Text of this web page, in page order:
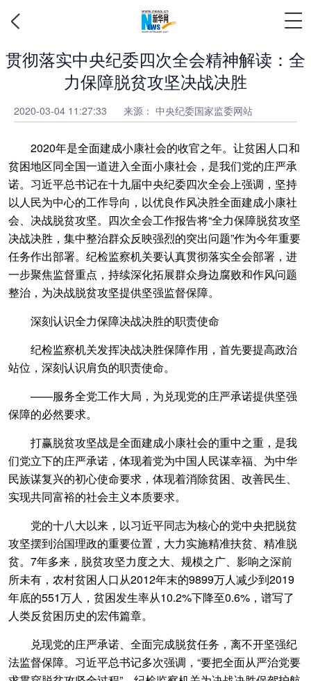
贯彻落实中央纪委四次全会精神解读：全
力保障脱贫攻坚决战决胜
2020-03-04 11:27:33 来源： 中央纪委国家监委网站
2020年是全面建成小康社会的收官之年。让贫困人口和
贫困地区同全国一道进入全面小康社会，是我们党的庄严承
诺。习近平总书记在十九届中央纪委四次全会上强调，坚持
以人民为中心的工作导向，以优良作风决胜全面建成小康社
会、决战脱贫攻坚。四次全会工作报告将“全力保障脱贫攻坚
决战决胜，集中整治群众反映强烈的突出问题”作为今年重要
任务作出部署。纪检监察机关要认真贯彻落实全会部署，进
一步聚焦监督重点，持续深化拓展群众身边腐败和作风问题
整治，为决战脱贫攻坚提供坚强监督保障。
深刻认识全力保障决战决胜的职责使命
纪检监察机关发挥决战决胜保障作用，首先要提高政治
站位，深刻认识肩负的职责使命。
——服务全党工作大局，为兑现党的庄严承诺提供坚强
保障的必然要求。
打赢脱贫攻坚战是全面建成小康社会的重中之重，是我
们党立下的庄严承诺，体现着党为中国人民谋幸福、为中华
民族谋复兴的初心使命要求，体现着消除贫困、改善民生、
实现共同富裕的社会主义本质要求。
党的十八大以来，以习近平同志为核心的党中央把脱贫
攻坚摆到治国理政的重要位置，大力实施精准扶贫、精准脱
贫。7年多来，脱贫攻坚力度之大、规模之广、影响之深前
所未有，农村贫困人口从2012年末的9899万人减少到2019
年底的551万人，贫困发生率从10.2%下降至0.6%，谱写了
人类反贫困历史的宏伟篇章。
兑现党的庄严承诺、全面完成脱贫任务，离不开坚强纪
法监督保障。习近平总书记多次强调，“要把全面从严治党要